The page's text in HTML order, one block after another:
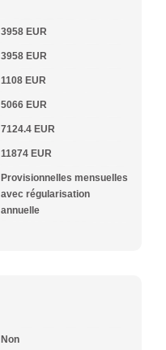
3958 EUR
3958 EUR
1108 EUR
5066 EUR
7124.4 EUR
11874 EUR
Provisionnelles mensuelles
avec régularisation
annuelle
Non